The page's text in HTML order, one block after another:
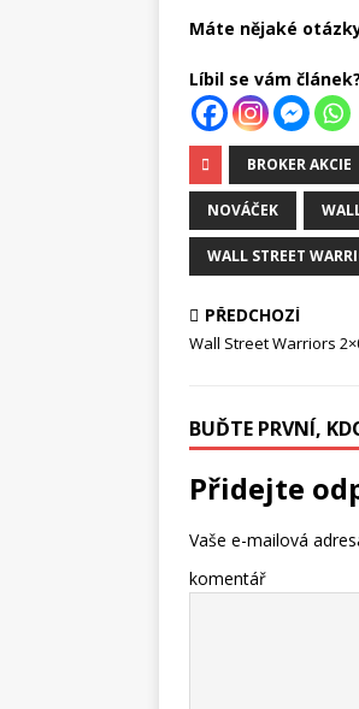
Máte nějaké
Líbil se vám
BROKER AKCIE
NOVÁČEK
WALL STREET
PŘEDCHOZÍ
Wall Street Warriors
BUĎTE PRVNÍ,
Přidejte
Vaše e-mailová
komentář